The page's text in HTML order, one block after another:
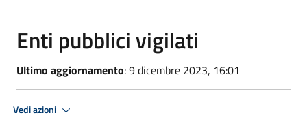
Enti pubblici vigilati
Ultimo aggiornamento: 9 dicembre 2023, 16:01
Vedi azioni